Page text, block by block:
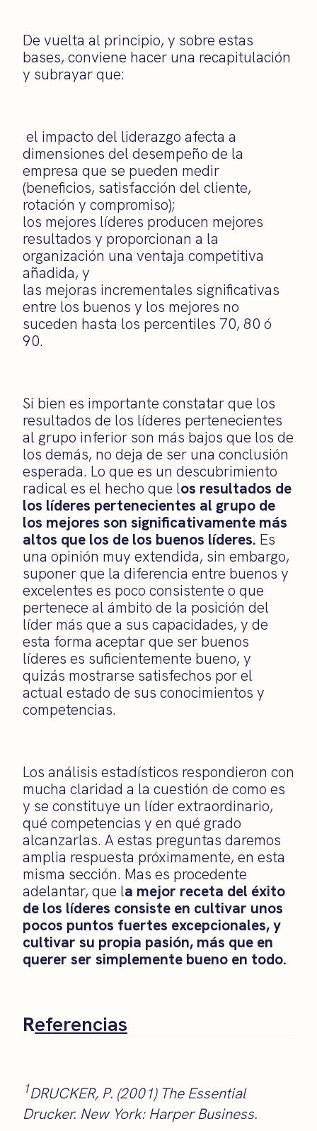
De vuelta al principio, y sobre estas
bases, conviene hacer una recapitulación
y subrayar que:
el impacto del liderazgo afecta a
dimensiones del desempeño de la
empresa que se pueden medir
(beneficios, satisfacción del cliente,
rotación y compromiso);
los mejores líderes producen mejores
resultados y proporcionan a la
organización una ventaja competitiva
añadida, y
las mejoras incrementales significativas
entre los buenos y los mejores no
suceden hasta los percentiles 70, 80 ó
90.
Si bien es importante constatar que los
resultados de los líderes pertenecientes
al grupo inferior son más bajos que los de
los demás, no deja de ser una conclusión
esperada. Lo que es un descubrimiento
radical es el hecho que los resultados de
los líderes pertenecientes al grupo de
los mejores son significativamente más
altos que los de los buenos líderes. Es
una opinión muy extendida, sin embargo,
suponer que la diferencia entre buenos y
excelentes es poco consistente o que
pertenece al ámbito de la posición del
líder más que a sus capacidades, y de
esta forma aceptar que ser buenos
líderes es suficientemente bueno, y
quizás mostrarse satisfechos por el
actual estado de sus conocimientos y
competencias.
Los análisis estadísticos respondieron con
mucha claridad a la cuestión de como es
y se constituye un líder extraordinario,
qué competencias y en qué grado
alcanzarlas. A estas preguntas daremos
amplia respuesta próximamente, en esta
misma sección. Mas es procedente
adelantar, que la mejor receta del éxito
de los líderes consiste en cultivar unos
pocos puntos fuertes excepcionales, y
cultivar su propia pasión, más que en
querer ser simplemente bueno en todo.
Referencias
1DRUCKER, P. (2001) The Essential
Drucker. New York: Harper Business.